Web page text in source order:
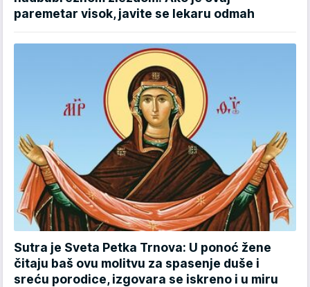
paremetar visok, javite se lekaru odmah
Sutra je Sveta Petka Trnova: U ponoć žene
čitaju baš ovu molitvu za spasenje duše i
sreću porodice, izgovara se iskreno i u miru